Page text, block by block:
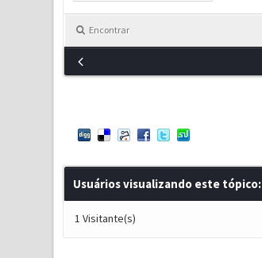
Encontrar
Usuários visualizando este tópico:
1 Visitante(s)